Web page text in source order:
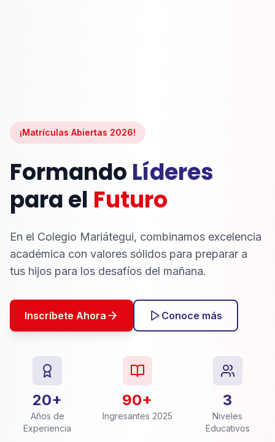
¡Matrículas Abiertas 2026!
Formando Líderes
para el Futuro
En el Colegio Mariátegui, combinamos excelencia
académica con valores sólidos para preparar a
tus hijos para los desafíos del mañana.
Inscríbete Ahora Conoce más
20+
Años de
Experiencia
90+
Ingresantes 2025
3
Niveles
Educativos